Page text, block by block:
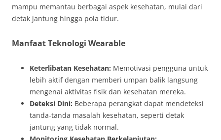
mampu memantau berbagai aspek kesehatan, mulai dari
detak jantung hingga pola tidur.
Manfaat Teknologi Wearable
Keterlibatan Kesehatan: Memotivasi pengguna untuk
lebih aktif dengan memberi umpan balik langsung
mengenai aktivitas fisik dan kesehatan mereka.
Deteksi Dini: Beberapa perangkat dapat mendeteksi
tanda-tanda masalah kesehatan, seperti detak
jantung yang tidak normal.